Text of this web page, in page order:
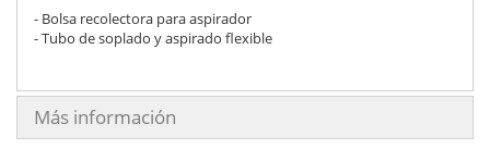
- Bolsa recolectora para aspirador
- Tubo de soplado y aspirado flexible
Más información